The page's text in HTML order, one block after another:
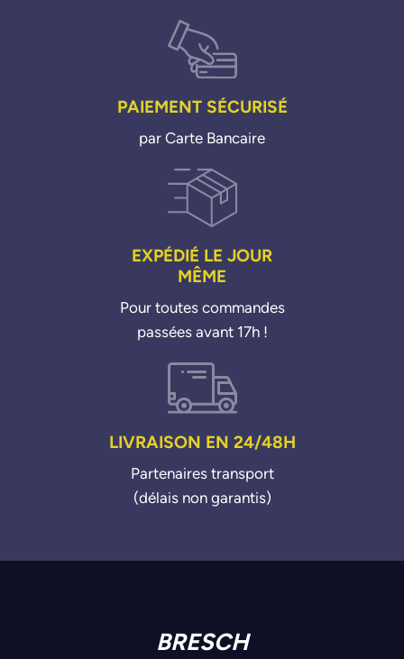
PAIEMENT SÉCURISÉ
par Carte Bancaire
EXPÉDIÉ LE JOUR
MÊME
Pour toutes commandes
passées avant 17h !
LIVRAISON EN 24/48H
Partenaires transport
(délais non garantis)
BRESCH